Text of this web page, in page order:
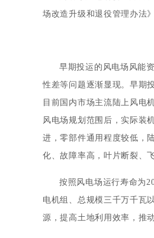
场改造升级和退役管理办法
早期投运的风电场风能
性差等问题逐渐显现。早期
目前国内市场主流陆上风电
风电场规划范围后，实际装
进，零部件通用程度较低，
化、故障率高，叶片断裂、
按照风电场运行寿命为
电机组、总规模三千万千瓦
源，提高土地利用效率，推